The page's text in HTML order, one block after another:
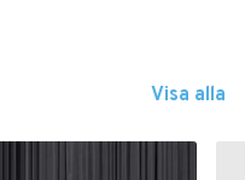
Visa alla